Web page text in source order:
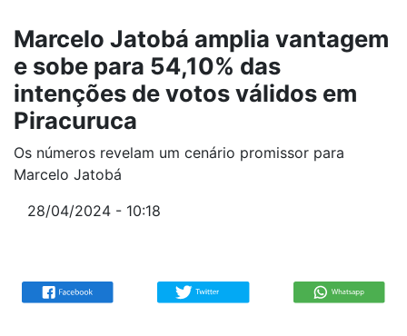
Marcelo Jatobá amplia vantagem
e sobe para 54,10% das
intenções de votos válidos em
Piracuruca
Os números revelam um cenário promissor para
Marcelo Jatobá
28/04/2024 - 10:18